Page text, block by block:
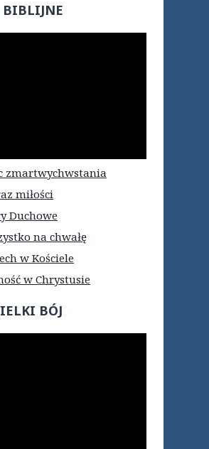
zmartwychwstania
miłości
Duchowe
na chwałę
w Kościele
w Chrystusie
BÓJ